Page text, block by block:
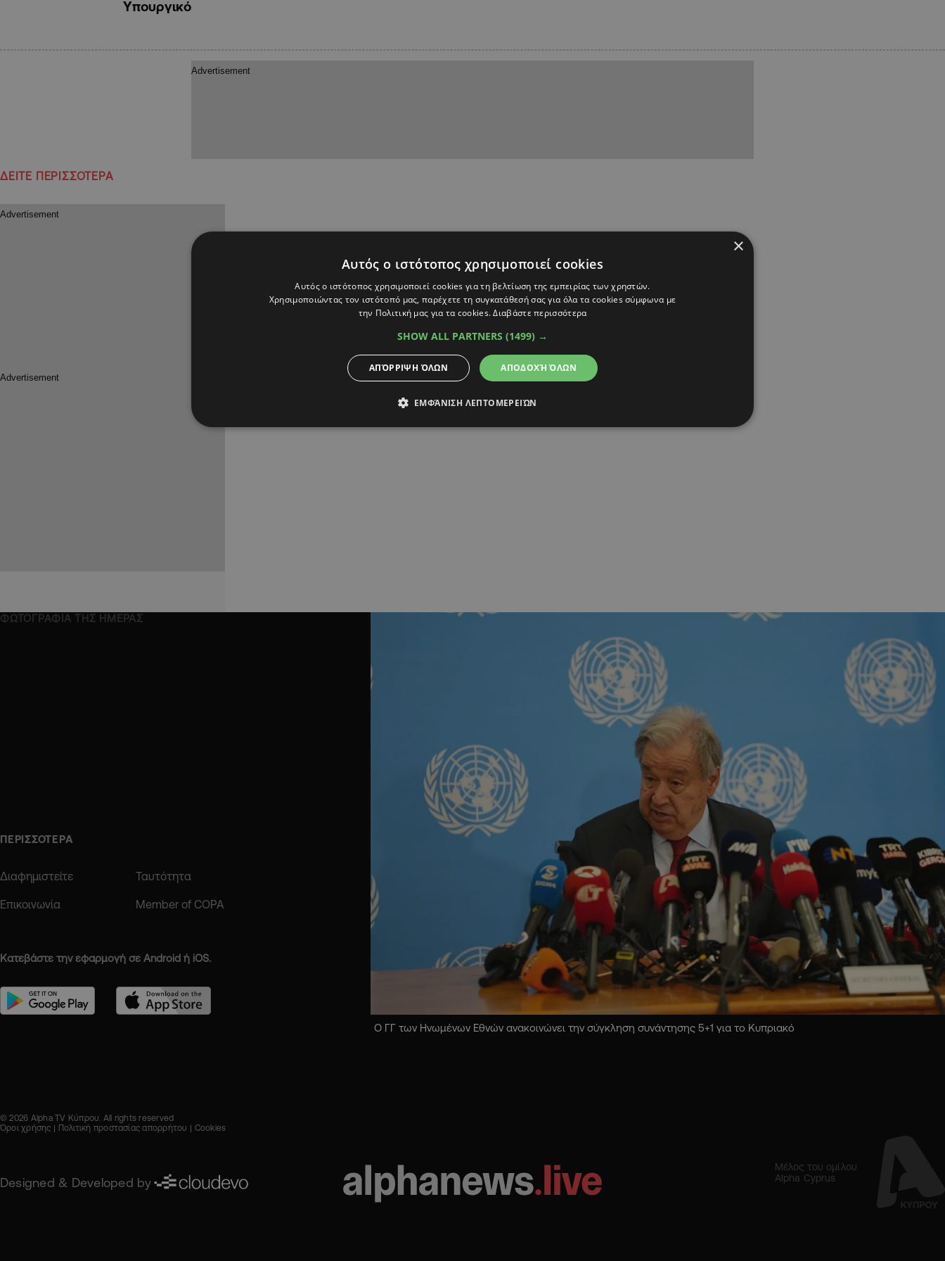
Υπουργικό
ΔΕΙΤΕ ΠΕΡΙΣΣΟΤΕΡΑ
ΦΩΤΟΓΡΑΦΙΑ ΤΗΣ ΗΜΕΡΑΣ
ΠΕΡΙΣΣΟΤΕΡΑ
Διαφημιστείτε Ταυτότητα
Επικοινωνία Member of COPA
Κατεβάστε την εφαρμογή σε Android ή iOS.
Ο ΓΓ των Ηνωμένων Εθνών ανακοινώνει την σύγκληση συνάντησης 5+1 για το Κυπριακό
© 2026 Alpha TV Κύπρου. All rights reserved
Όροι χρήσης
Πολιτική προστασίας απορρήτου Cookies
Designed & Developed by
Μέλος του ομίλου
Alpha Cyprus
×
Αυτός ο ιστότοπος χρησιμοποιεί cookies
Αυτός ο ιστότοπος χρησιμοποιεί cookies για τη βελτίωση της εμπειρίας των χρηστών.
Χρησιμοποιώντας τον ιστότοπό μας, παρέχετε τη συγκατάθεσή σας για όλα τα cookies σύμφωνα με
την Πολιτική μας για τα cookies.Διαβάστε περισσότερα
SHOW ALL PARTNERS (1499) →
ΑΠΟΔΟΧΉ ΌΛΩΝ
ΑΠΌΡΡΙΨΗ ΌΛΩΝ
ΕΜΦΆΝΙΣΗ ΛΕΠΤΟΜΕΡΕΙΏΝ